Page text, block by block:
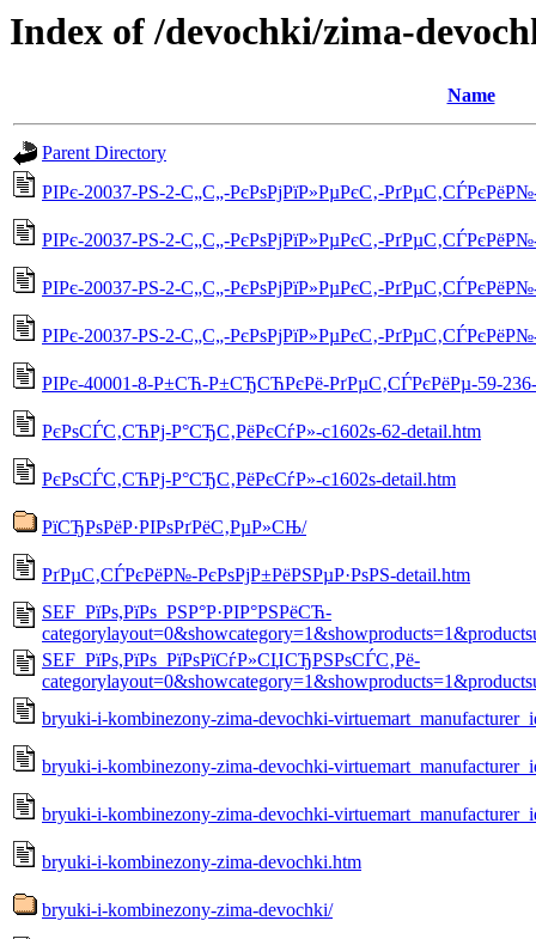
Index of /devochki/zima-
Name
Parent Directory
РІРє-20037-РЅ-2-С„С„-РєРѕРјРїР»РµРєС‚-
РІРє-20037-РЅ-2-С„С„-РєРѕРјРїР»РµРєС‚-
РІРє-20037-РЅ-2-С„С„-РєРѕРјРїР»РµРєС‚-
РІРє-20037-РЅ-2-С„С„-РєРѕРјРїР»РµРєС‚-
РІРє-40001-8-Р±СЋ-Р±СЂСЋРєРё-РґРµС‚СЃРєРёРµ-59-
РєРѕСЃС‚СЋРј-Р°СЂС‚РёРєСѓР»-c1602s-62-detail.htm
РєРѕСЃС‚СЋРј-Р°СЂС‚РёРєСѓР»-c1602s-detail.htm
РїСЂРѕРёР·РІРѕРґРёС‚РµР»СЊ/
РґРµС‚СЃРєРёР№-РєРѕРјР±РёРЅРµР·РѕРЅ-detail.htm
SEF_РїРѕ,РїРѕ_РЅР°Р·РІР°РЅРёСЋ-
SEF_РїРѕ,РїРѕ_РїРѕРїСѓР»СЏСЂРЅРѕСЃС‚Рё-
bryuki-i-kombinezony-zima-devochki-
bryuki-i-kombinezony-zima-devochki-
bryuki-i-kombinezony-zima-devochki-
bryuki-i-kombinezony-zima-devochki.htm
bryuki-i-kombinezony-zima-devochki/